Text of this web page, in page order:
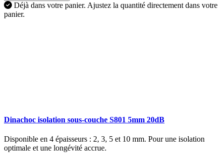
Déjà dans votre panier. Ajustez la quantité directement dans votre
panier.
Dinachoc isolation sous-couche S801 5mm 20dB
Disponible en 4 épaisseurs : 2, 3, 5 et 10 mm. Pour une isolation
optimale et une longévité accrue.